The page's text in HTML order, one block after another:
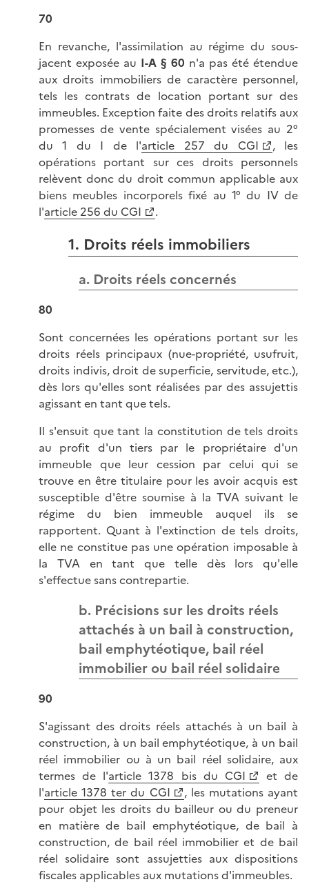
70
En revanche, l'assimilation au régime du sous-
jacent exposée au I-A § 60 n'a pas été étendue
aux droits immobiliers de caractère personnel,
tels les contrats de location portant sur des
immeubles. Exception faite des droits relatifs aux
promesses de vente spécialement visées au 2°
du 1 du I de l'article 257 du CGI
, les
opérations portant sur ces droits personnels
relèvent donc du droit commun applicable aux
biens meubles incorporels fixé au 1° du IV de
l'article 256 du CGI .
1. Droits réels immobiliers
a. Droits réels concernés
80
Sont concernées les opérations portant sur les
droits réels principaux (nue-propriété, usufruit,
droits indivis, droit de superficie, servitude, etc.),
dès lors qu'elles sont réalisées par des assujettis
agissant en tant que tels.
Il s'ensuit que tant la constitution de tels droits
au profit d'un tiers par le propriétaire d'un
immeuble que leur cession par celui qui se
trouve en être titulaire pour les avoir acquis est
susceptible d'être soumise à la TVA suivant le
régime du bien immeuble auquel ils se
rapportent. Quant à l'extinction de tels droits,
elle ne constitue pas une opération imposable à
la TVA en tant que telle dès lors qu'elle
s'effectue sans contrepartie.
b. Précisions sur les droits réels
attachés à un bail à construction,
bail emphytéotique, bail réel
immobilier ou bail réel solidaire
90
S'agissant des droits réels attachés à un bail à
construction, à un bail emphytéotique, à un bail
réel immobilier ou à un bail réel solidaire, aux
termes de l'article 1378 bis du CGI
et de
l'article 1378 ter du CGI
, les mutations ayant
pour objet les droits du bailleur ou du preneur
en matière de bail emphytéotique, de bail à
construction, de bail réel immobilier et de bail
réel solidaire sont assujetties aux dispositions
fiscales applicables aux mutations d'immeubles.